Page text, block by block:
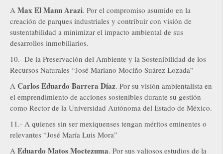
A Max El Mann Arazi. Por el compromiso asumido en la
creación de parques industriales y contribuir con visión de
sustentabilidad a minimizar el impacto ambiental de sus
desarrollos inmobiliarios.
10.- De la Preservación del Ambiente y la Sostenibilidad de los
Recursos Naturales “José Mariano Mociño Suárez Lozada”
A Carlos Eduardo Barrera Díaz. Por su visión ambientalista en
el emprendimiento de acciones sostenibles durante su gestión
como Rector de la Universidad Autónoma del Estado de México.
11.- A quienes sin ser mexiquenses tengan méritos eminentes o
relevantes “José María Luis Mora”
A Eduardo Matos Moctezuma. Por sus valiosos estudios de la